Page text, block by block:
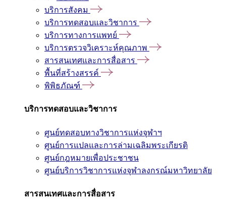
บริการสังคม
บริการทดสอบและวิชาการ
บริการทางการแพทย์
บริการตรวจวิเคราะห์คุณภาพ
สารสนเทศและการสื่อสาร
พื้นที่สร้างสรรค์
พิพิธภัณฑ์
บริการทดสอบและวิชาการ
ศูนย์ทดสอบทางวิชาการแห่งจุฬาฯ
ศูนย์การแปลและการล่ามเฉลิมพระเกียรติ
ศูนย์กฎหมายเพื่อประชาชน
ศูนย์บริการวิชาการแห่งจุฬาลงกรณ์มหาวิทยาลัย
สารสนเทศและการสื่อสาร